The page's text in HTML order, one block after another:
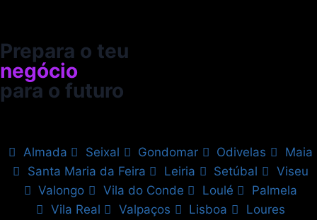
Prepara o teu
negócio
para o futuro
Almada Seixal Gondomar Odivelas
Maia
Santa Maria da Feira
Leiria Setúbal
Viseu
Valongo
Vila do Conde Loulé
Palmela
Vila Real
Valpaços Lisboa
Loures